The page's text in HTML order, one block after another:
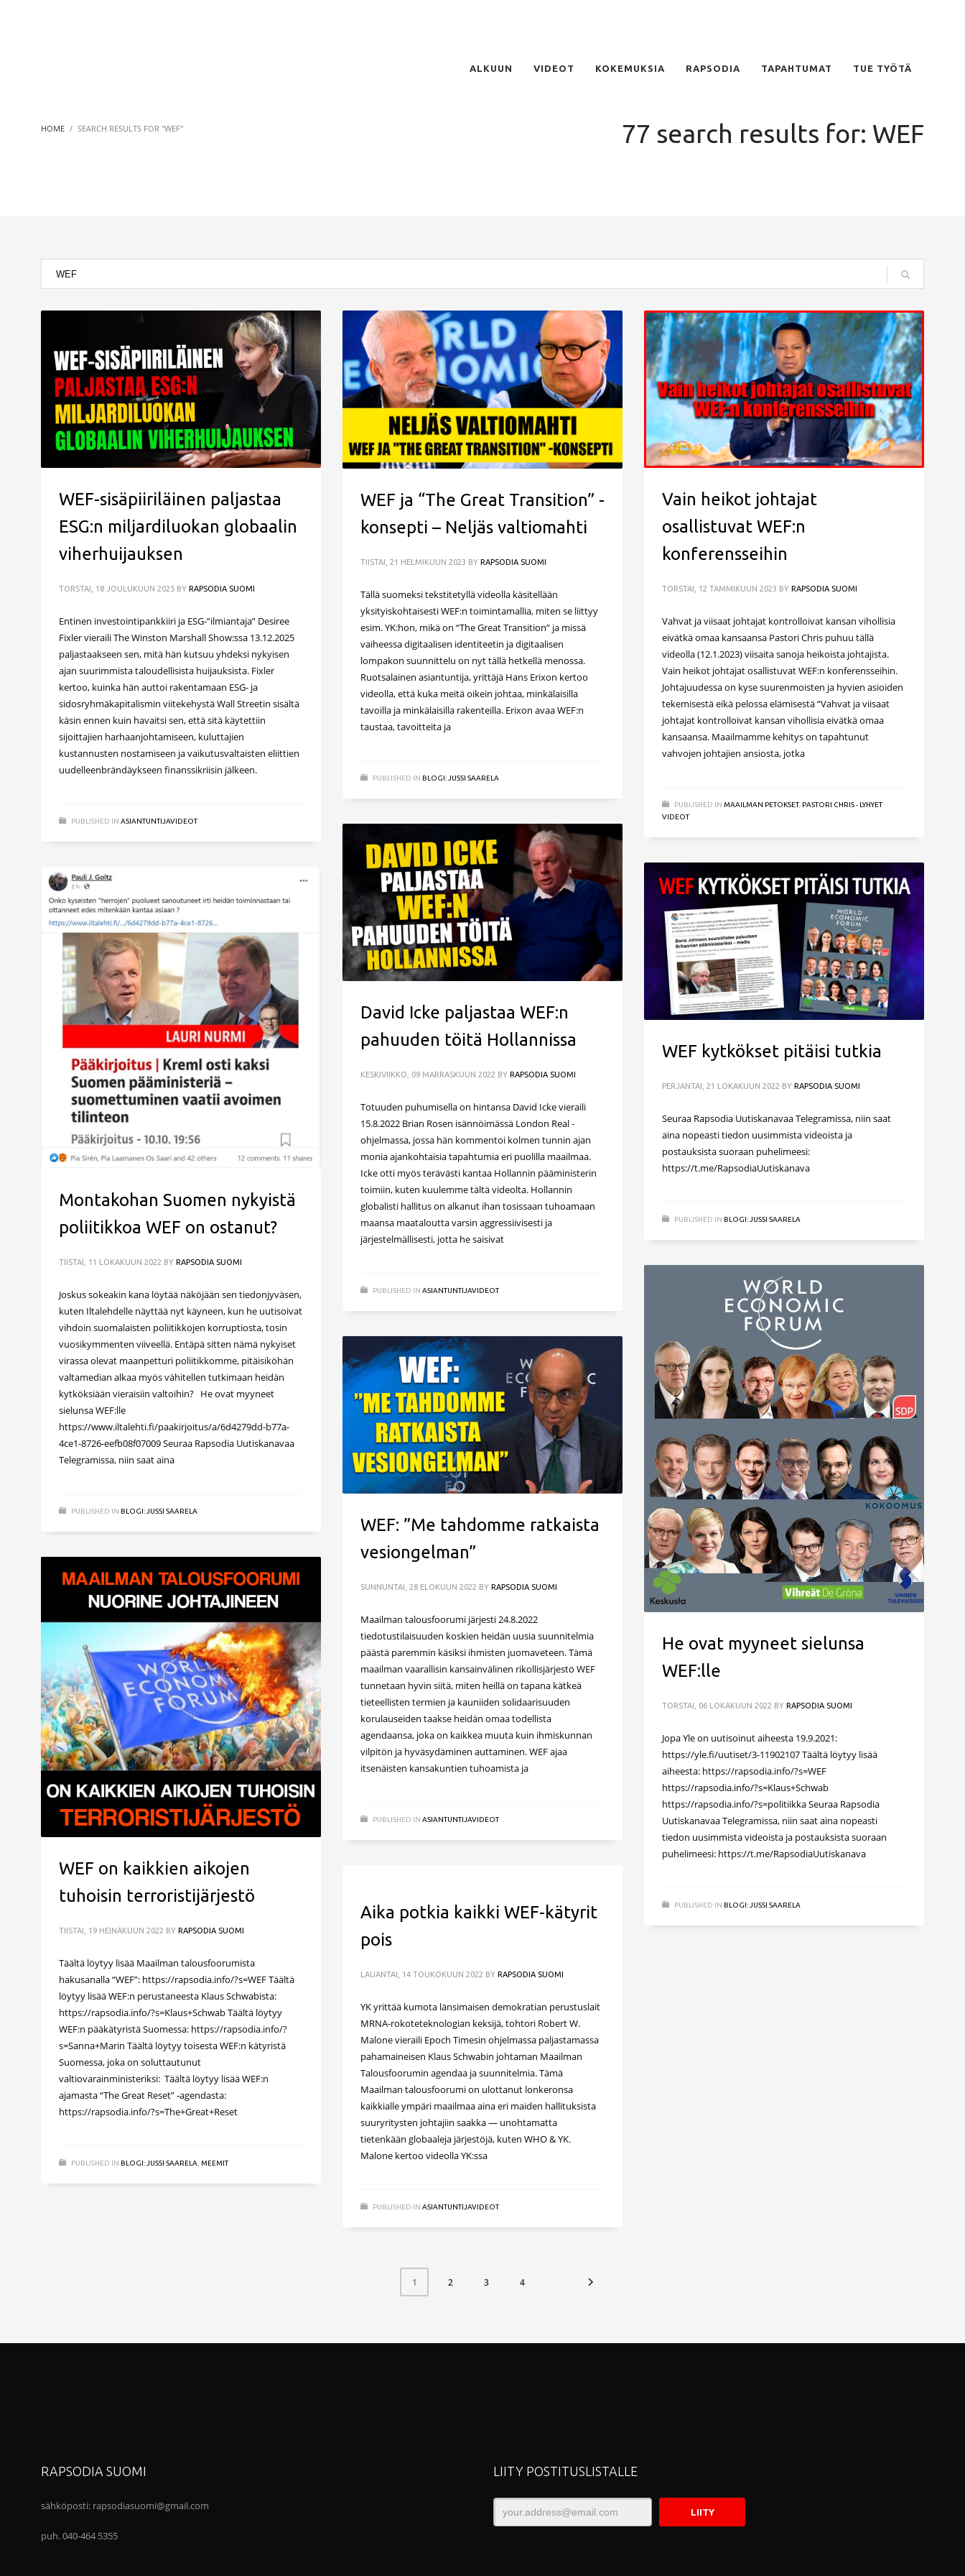
ALKUUN VIDEOT KOKEMUKSIA RAPSODIA TAPAHTUMAT TUE TYÖTÄ
HOME SEARCH RESULTS FOR "WEF" 77 search results for: WEF
WEF-sisäpiiriläinen paljastaa
ESG:n miljardiluokan globaalin
viherhuijauksen
TORSTAI, 18 JOULUKUUN 2025 BY RAPSODIA SUOMI
Entinen investointipankkiiri ja ESG-”ilmiantaja” Desiree
Fixler vieraili The Winston Marshall Show:ssa 13.12.2025
paljastaakseen sen, mitä hän kutsuu yhdeksi nykyisen
ajan suurimmista taloudellisista huijauksista. Fixler
kertoo, kuinka hän auttoi rakentamaan ESG- ja
sidosryhmäkapitalismin viitekehystä Wall Streetin sisältä
käsin ennen kuin havaitsi sen, että sitä käytettiin
sijoittajien harhaanjohtamiseen, kuluttajien
kustannusten nostamiseen ja vaikutusvaltaisten eliittien
uudelleenbrändäykseen finanssikriisin jälkeen.
PUBLISHED IN ASIANTUNTIJAVIDEOT
WEF ja “The Great Transition” -
konsepti – Neljäs valtiomahti
TIISTAI, 21 HELMIKUUN 2023 BY RAPSODIA SUOMI
Tällä suomeksi tekstitetyllä videolla käsitellään
yksityiskohtaisesti WEF:n toimintamallia, miten se liittyy
esim. YK:hon, mikä on “The Great Transition” ja missä
vaiheessa digitaalisen identiteetin ja digitaalisen
lompakon suunnittelu on nyt tällä hetkellä menossa.
Ruotsalainen asiantuntija, yrittäjä Hans Erixon kertoo
videolla, että kuka meitä oikein johtaa, minkälaisilla
tavoilla ja minkälaisilla rakenteilla. Erixon avaa WEF:n
taustaa, tavoitteita ja
PUBLISHED IN BLOGI: JUSSI SAARELA
Vain heikot johtajat
osallistuvat WEF:n
konferensseihin
TORSTAI, 12 TAMMIKUUN 2023 BY RAPSODIA SUOMI
Vahvat ja viisaat johtajat kontrolloivat kansan vihollisia
eivätkä omaa kansaansa Pastori Chris puhuu tällä
videolla (12.1.2023) viisaita sanoja heikoista johtajista.
Vain heikot johtajat osallistuvat WEF:n konferensseihin.
Johtajuudessa on kyse suurenmoisten ja hyvien asioiden
tekemisestä eikä pelossa elämisestä “Vahvat ja viisaat
johtajat kontrolloivat kansan vihollisia eivätkä omaa
kansaansa. Maailmamme kehitys on tapahtunut
vahvojen johtajien ansiosta, jotka
PUBLISHED IN MAAILMAN PETOKSET, PASTORI CHRIS - LYHYET
VIDEOT
David Icke paljastaa WEF:n
pahuuden töitä Hollannissa
KESKIVIIKKO, 09 MARRASKUUN 2022 BY RAPSODIA SUOMI
Totuuden puhumisella on hintansa David Icke vieraili
15.8.2022 Brian Rosen isännöimässä London Real -
ohjelmassa, jossa hän kommentoi kolmen tunnin ajan
monia ajankohtaisia tapahtumia eri puolilla maailmaa.
Icke otti myös terävästi kantaa Hollannin pääministerin
toimiin, kuten kuulemme tältä videolta. Hollannin
globalisti hallitus on alkanut ihan tosissaan tuhoamaan
maansa maataloutta varsin aggressiivisesti ja
järjestelmällisesti, jotta he saisivat
PUBLISHED IN ASIANTUNTIJAVIDEOT
WEF kytkökset pitäisi tutkia
PERJANTAI, 21 LOKAKUUN 2022 BY RAPSODIA SUOMI
Seuraa Rapsodia Uutiskanavaa Telegramissa, niin saat
aina nopeasti tiedon uusimmista videoista ja
postauksista suoraan puhelimeesi:
https://t.me/RapsodiaUutiskanava
PUBLISHED IN BLOGI: JUSSI SAARELA
Montakohan Suomen nykyistä
poliitikkoa WEF on ostanut?
TIISTAI, 11 LOKAKUUN 2022 BY RAPSODIA SUOMI
Joskus sokeakin kana löytää näköjään sen tiedonjyväsen,
kuten Iltalehdelle näyttää nyt käyneen, kun he uutisoivat
vihdoin suomalaisten poliitikkojen korruptiosta, tosin
vuosikymmenten viiveellä. Entäpä sitten nämä nykyiset
virassa olevat maanpetturi poliitikkomme, pitäisiköhän
valtamedian alkaa myös vähitellen tutkimaan heidän
kytköksiään vieraisiin valtoihin? He ovat myyneet
sielunsa WEF:lle
https://www.iltalehti.fi/paakirjoitus/a/6d4279dd-b77a-
4ce1-8726-eefb08f07009 Seuraa Rapsodia Uutiskanavaa
Telegramissa, niin saat aina
PUBLISHED IN BLOGI: JUSSI SAARELA
He ovat myyneet sielunsa
WEF:lle
TORSTAI, 06 LOKAKUUN 2022 BY RAPSODIA SUOMI
Jopa Yle on uutisoinut aiheesta 19.9.2021:
https://yle.fi/uutiset/3-11902107 Täältä löytyy lisää
aiheesta: https://rapsodia.info/?s=WEF
https://rapsodia.info/?s=Klaus+Schwab
https://rapsodia.info/?s=politiikka Seuraa Rapsodia
Uutiskanavaa Telegramissa, niin saat aina nopeasti
tiedon uusimmista videoista ja postauksista suoraan
puhelimeesi: https://t.me/RapsodiaUutiskanava
PUBLISHED IN BLOGI: JUSSI SAARELA
WEF: ”Me tahdomme ratkaista
vesiongelman”
SUNNUNTAI, 28 ELOKUUN 2022 BY RAPSODIA SUOMI
Maailman talousfoorumi järjesti 24.8.2022
tiedotustilaisuuden koskien heidän uusia suunnitelmia
päästä paremmin käsiksi ihmisten juomaveteen. Tämä
maailman vaarallisin kansainvälinen rikollisjärjestö WEF
tunnetaan hyvin siitä, miten heillä on tapana kätkeä
tieteellisten termien ja kauniiden solidaarisuuden
korulauseiden taakse heidän omaa todellista
agendaansa, joka on kaikkea muuta kuin ihmiskunnan
vilpitön ja hyväsydäminen auttaminen. WEF ajaa
itsenäisten kansakuntien tuhoamista ja
PUBLISHED IN ASIANTUNTIJAVIDEOT
WEF on kaikkien aikojen
tuhoisin terroristijärjestö
TIISTAI, 19 HEINÄKUUN 2022 BY RAPSODIA SUOMI
Täältä löytyy lisää Maailman talousfoorumista
hakusanalla “WEF”: https://rapsodia.info/?s=WEF Täältä
löytyy lisää WEF:n perustaneesta Klaus Schwabista:
https://rapsodia.info/?s=Klaus+Schwab Täältä löytyy
WEF:n pääkätyristä Suomessa: https://rapsodia.info/?
s=Sanna+Marin Täältä löytyy toisesta WEF:n kätyristä
Suomessa, joka on soluttautunut
valtiovarainministeriksi: Täältä löytyy lisää WEF:n
ajamasta “The Great Reset” -agendasta:
https://rapsodia.info/?s=The+Great+Reset
PUBLISHED IN BLOGI: JUSSI SAARELA MEEMIT
Aika potkia kaikki WEF-kätyrit
pois
LAUANTAI, 14 TOUKOKUUN 2022 BY RAPSODIA SUOMI
YK yrittää kumota länsimaisen demokratian perustuslait
MRNA-rokoteteknologian keksijä, tohtori Robert W.
Malone vieraili Epoch Timesin ohjelmassa paljastamassa
pahamaineisen Klaus Schwabin johtaman Maailman
Talousfoorumin agendaa ja suunnitelmia. Tämä
Maailman talousfoorumi on ulottanut lonkeronsa
kaikkialle ympäri maailmaa aina eri maiden hallituksista
suuryritysten johtajiin saakka — unohtamatta
tietenkään globaaleja järjestöjä, kuten WHO & YK.
Malone kertoo videolla YK:ssa
PUBLISHED IN ASIANTUNTIJAVIDEOT
1 2 3 4
RAPSODIA SUOMI
sähköposti: rapsodiasuomi@gmail.com
puh. 040-464 5355
LIITY POSTITUSLISTALLE